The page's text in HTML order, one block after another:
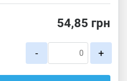
54,85 грн
- +